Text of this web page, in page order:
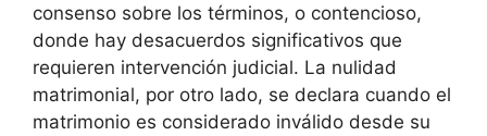
consenso sobre los términos, o contencioso,
donde hay desacuerdos significativos que
requieren intervención judicial. La nulidad
matrimonial, por otro lado, se declara cuando el
matrimonio es considerado inválido desde su